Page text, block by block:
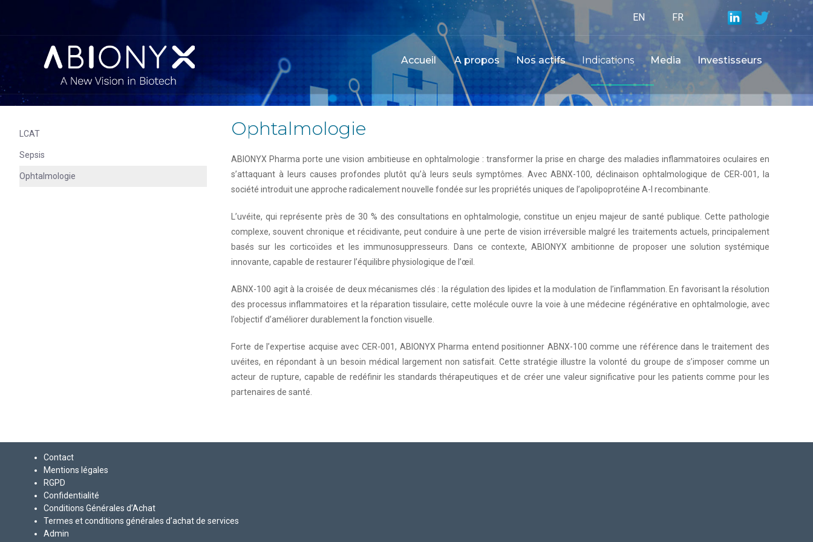
EN FR
Accueil A propos Nos actifs Indications Media Investisseurs
LCAT
Sepsis
Ophtalmologie
Ophtalmologie
ABIONYX Pharma porte une vision ambitieuse en ophtalmologie : transformer la prise en charge des maladies inflammatoires oculaires en
s’attaquant à leurs causes profondes plutôt qu’à leurs seuls symptômes. Avec ABNX-100, déclinaison ophtalmologique de CER-001, la
société introduit une approche radicalement nouvelle fondée sur les propriétés uniques de l’apolipoprotéine A-I recombinante.
L’uvéite, qui représente près de 30 % des consultations en ophtalmologie, constitue un enjeu majeur de santé publique. Cette pathologie
complexe, souvent chronique et récidivante, peut conduire à une perte de vision irréversible malgré les traitements actuels, principalement
basés sur les corticoïdes et les immunosuppresseurs. Dans ce contexte, ABIONYX ambitionne de proposer une solution systémique
innovante, capable de restaurer l’équilibre physiologique de l’œil.
ABNX-100 agit à la croisée de deux mécanismes clés : la régulation des lipides et la modulation de l’inflammation. En favorisant la résolution
des processus inflammatoires et la réparation tissulaire, cette molécule ouvre la voie à une médecine régénérative en ophtalmologie, avec
l’objectif d’améliorer durablement la fonction visuelle.
Forte de l’expertise acquise avec CER-001, ABIONYX Pharma entend positionner ABNX-100 comme une référence dans le traitement des
uvéites, en répondant à un besoin médical largement non satisfait. Cette stratégie illustre la volonté du groupe de s’imposer comme un
acteur de rupture, capable de redéfinir les standards thérapeutiques et de créer une valeur significative pour les patients comme pour les
partenaires de santé.
Contact
Mentions légales
RGPD
Confidentialité
Conditions Générales d’Achat
Termes et conditions générales d’achat de services
Admin